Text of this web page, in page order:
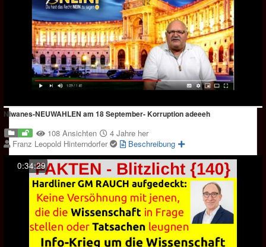
Niwanes-NEUWAHLEN am 18 September- Korruption adeeeh
108 Ansichten
4 Jahre her
Franz Leopold Hinterndorfer
Beschreibung
0:34:29